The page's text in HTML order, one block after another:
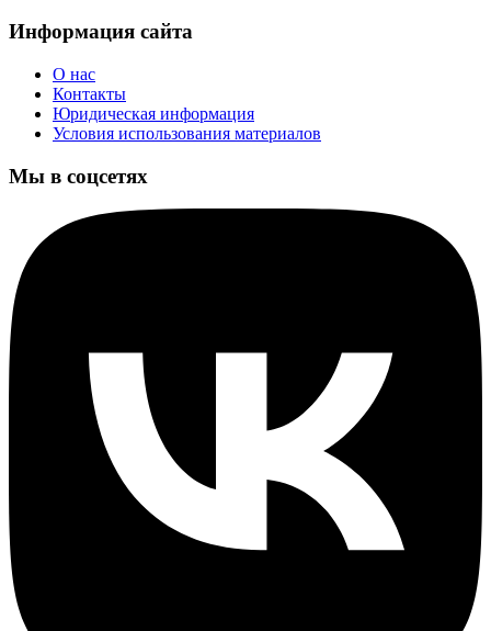
Информация сайта
О нас
Контакты
Юридическая информация
Условия использования материалов
Мы в соцсетях